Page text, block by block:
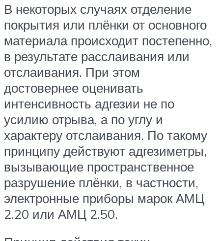
В некоторых случаях отделение
покрытия или плёнки от основного
материала происходит постепенно,
в результате расслаивания или
отслаивания. При этом
достовернее оценивать
интенсивность адгезии не по
усилию отрыва, а по углу и
характеру отслаивания. По такому
принципу действуют адгезиметры,
вызывающие пространственное
разрушение плёнки, в частности,
электронные приборы марок АМЦ
2.20 или АМЦ 2.50.